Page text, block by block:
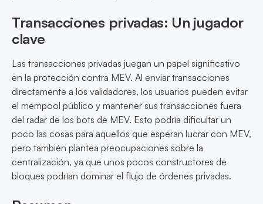
Transacciones privadas: Un jugador
clave
Las transacciones privadas juegan un papel significativo
en la protección contra MEV. Al enviar transacciones
directamente a los validadores, los usuarios pueden evitar
el mempool público y mantener sus transacciones fuera
del radar de los bots de MEV. Esto podría dificultar un
poco las cosas para aquellos que esperan lucrar con MEV,
pero también plantea preocupaciones sobre la
centralización, ya que unos pocos constructores de
bloques podrían dominar el flujo de órdenes privadas.